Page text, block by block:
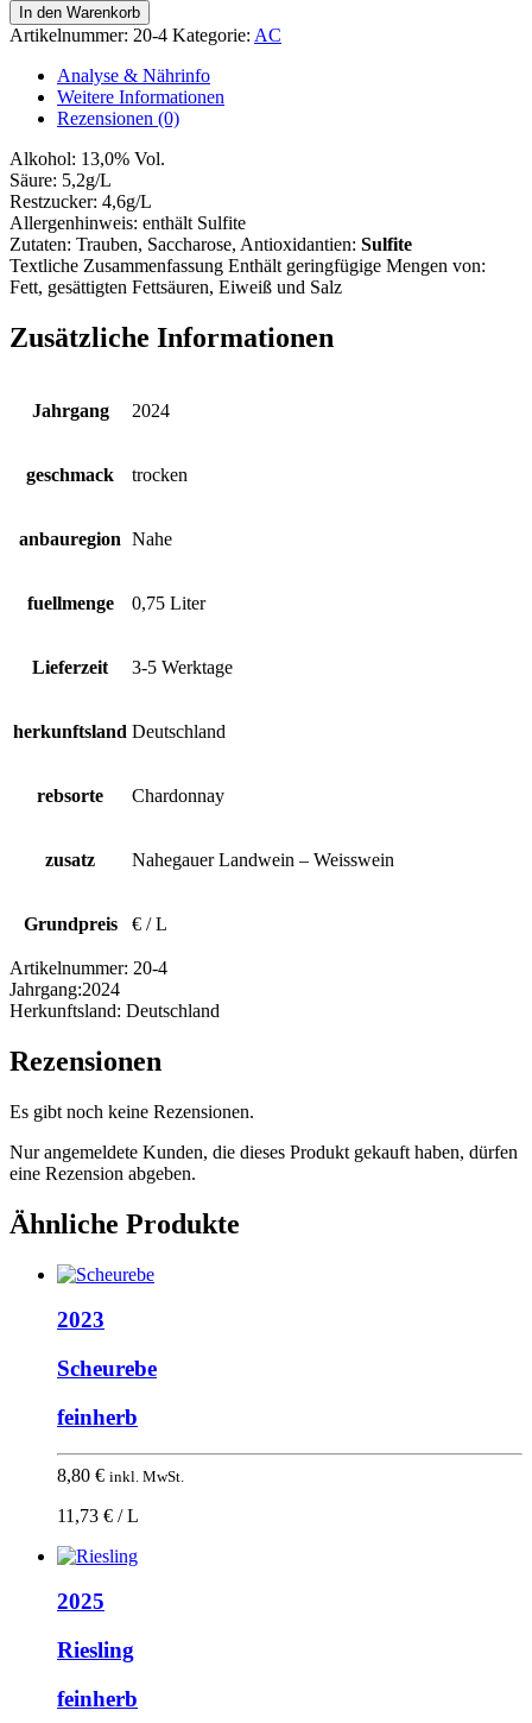
Menge
In den Warenkorb
Artikelnummer: 20-4 Kategorie: AC
Analyse & Nährinfo
Weitere Informationen
Rezensionen (0)
Alkohol: 13,0% Vol.
Säure: 5,2g/L
Restzucker: 4,6g/L
Allergenhinweis: enthält Sulfite
Zutaten: Trauben, Saccharose, Antioxidantien: Sulfite
Textliche Zusammenfassung Enthält geringfügige Mengen von:
Fett, gesättigten Fettsäuren, Eiweiß und Salz
Zusätzliche Informationen
Jahrgang 2024
geschmack trocken
anbauregion Nahe
fuellmenge 0,75 Liter
Lieferzeit 3-5 Werktage
herkunftsland Deutschland
rebsorte Chardonnay
zusatz Nahegauer Landwein – Weisswein
Grundpreis € / L
Artikelnummer: 20-4
Jahrgang:2024
Herkunftsland: Deutschland
Rezensionen
Es gibt noch keine Rezensionen.
Nur angemeldete Kunden, die dieses Produkt gekauft haben, dürfen
eine Rezension abgeben.
Ähnliche Produkte
2023
Scheurebe
feinherb
8,80 € inkl. MwSt.
11,73 € / L
2025
Riesling
feinherb